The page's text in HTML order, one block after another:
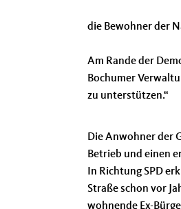
die Bewohner der
Am Rande der
Bochumer
zu unterstützen.“
Die Anwohner der
Betrieb und einen
In Richtung SPD
Straße schon vor
wohnende Ex-